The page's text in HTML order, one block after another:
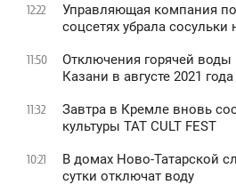
12:22
Управляющая компания
соцсетях убрала
11:50
Отключения горячей
Казани в августе 2021 года
11:32
Завтра в Кремле вновь
культуры TAT CULT FEST
10:21
В домах Ново-Татарской
сутки отключат воду